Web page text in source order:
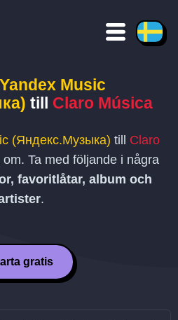
Yandex Music
till Claro Música
(Яндекс.Музыка) till Claro
Ta med följande i några
favoritlåtar, album och
.
gratis